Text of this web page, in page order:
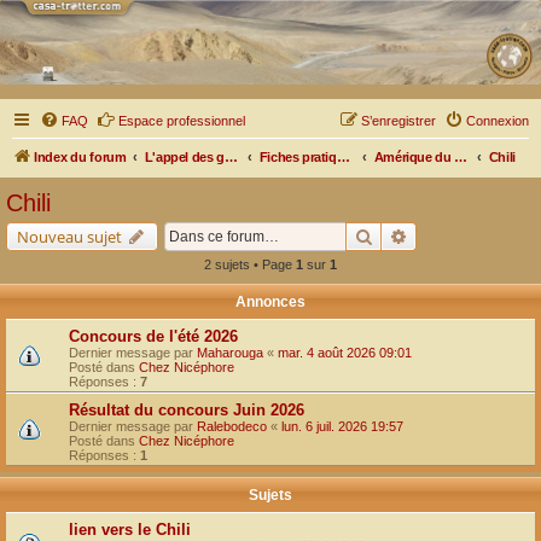
FAQ Espace professionnel Connexion
S’enregistrer
Index du forum L'appel des grands espaces Fiches pratiques par pays, pistes et bivouacs Amérique du Sud Chili
Chili
Nouveau sujet Rechercher
2 sujets • Page 1 sur 1
Annonces
Concours de l'été 2026
Dernier message par Maharouga « mar. 4 août 2026 09:01
Posté dans Chez Nicéphore
Réponses : 7
Résultat du concours Juin 2026
Dernier message par Ralebodeco « lun. 6 juil. 2026 19:57
Posté dans Chez Nicéphore
Réponses : 1
Sujets
lien vers le Chili